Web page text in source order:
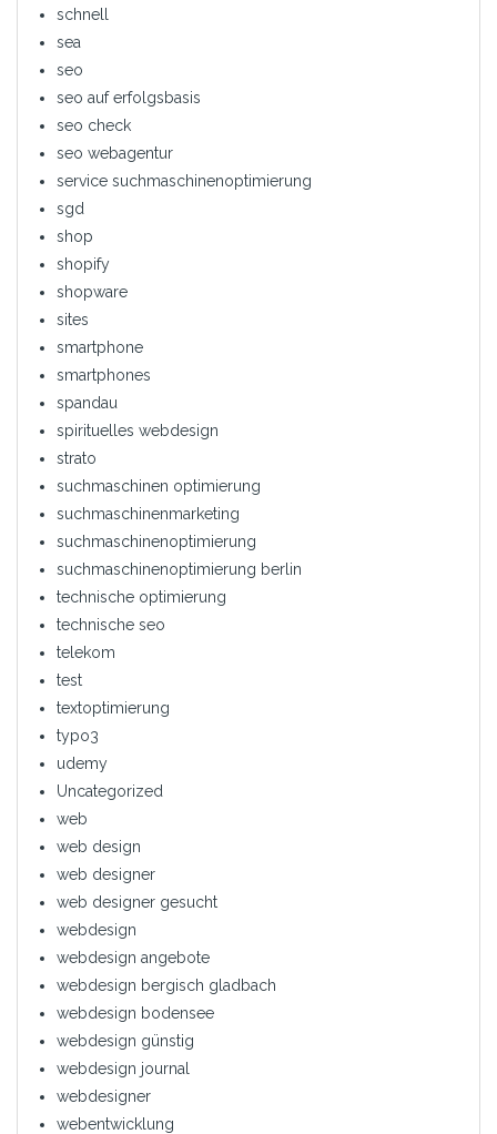
schnell
sea
seo
seo auf erfolgsbasis
seo check
seo webagentur
service suchmaschinenoptimierung
sgd
shop
shopify
shopware
sites
smartphone
smartphones
spandau
spirituelles webdesign
strato
suchmaschinen optimierung
suchmaschinenmarketing
suchmaschinenoptimierung
suchmaschinenoptimierung berlin
technische optimierung
technische seo
telekom
test
textoptimierung
typo3
udemy
Uncategorized
web
web design
web designer
web designer gesucht
webdesign
webdesign angebote
webdesign bergisch gladbach
webdesign bodensee
webdesign günstig
webdesign journal
webdesigner
webentwicklung